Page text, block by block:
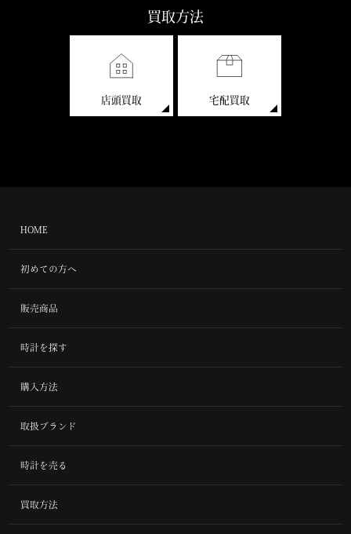
買取方法
店頭買取 宅配買取
HOME
初めての方へ
販売商品
時計を探す
購入方法
取扱ブランド
時計を売る
買取方法